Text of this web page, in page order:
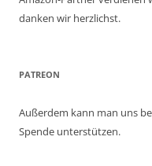
danken wir herzlichst.
PATREON
Außerdem kann man uns
Spende unterstützen.